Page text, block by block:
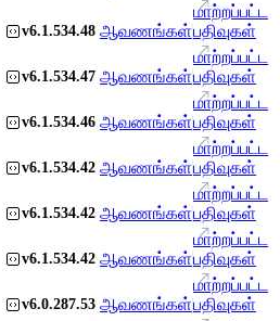
v6.1.534.48 ஆவணங்கள்
மாற்றப்பட்ட
பதிவுகள்
v6.1.534.47 ஆவணங்கள்
மாற்றப்பட்ட
பதிவுகள்
v6.1.534.46 ஆவணங்கள்
மாற்றப்பட்ட
பதிவுகள்
v6.1.534.42 ஆவணங்கள்
மாற்றப்பட்ட
பதிவுகள்
v6.1.534.42 ஆவணங்கள்
மாற்றப்பட்ட
பதிவுகள்
v6.1.534.42 ஆவணங்கள்
மாற்றப்பட்ட
பதிவுகள்
v6.0.287.53 ஆவணங்கள்
மாற்றப்பட்ட
பதிவுகள்